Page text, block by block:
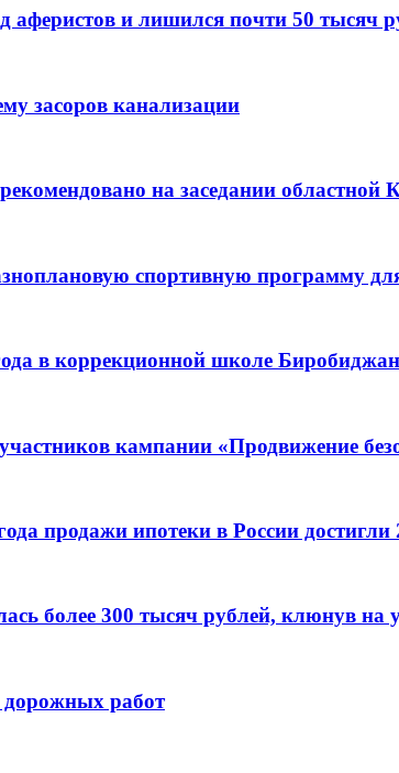
аферистов и лишился почти 50 тысяч
засоров канализации
на заседании областной
спортивную программу
в коррекционной школе
кампании «Продвижение
продажи ипотеки в России
более 300 тысяч рублей, клюнув на
работ